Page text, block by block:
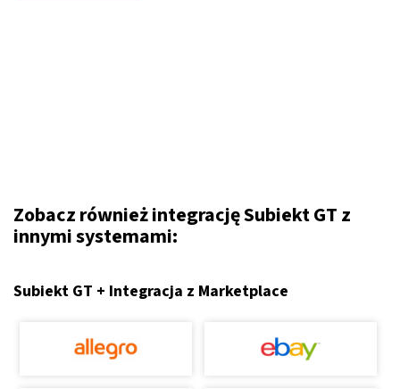
Zobacz również integrację Subiekt GT z
innymi systemami:
Subiekt GT + Integracja z Marketplace